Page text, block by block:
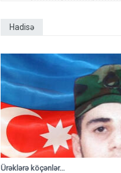
Hadisə
Ürəklərə köçənlər...